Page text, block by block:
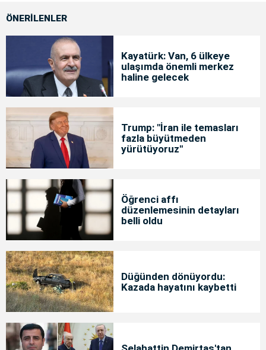
ÖNERİLENLER
Kayatürk: Van, 6 ülkeye
ulaşımda önemli merkez
haline gelecek
Trump: "İran ile temasları
fazla büyütmeden
yürütüyoruz"
Öğrenci affı
düzenlemesinin detayları
belli oldu
Düğünden dönüyordu:
Kazada hayatını kaybetti